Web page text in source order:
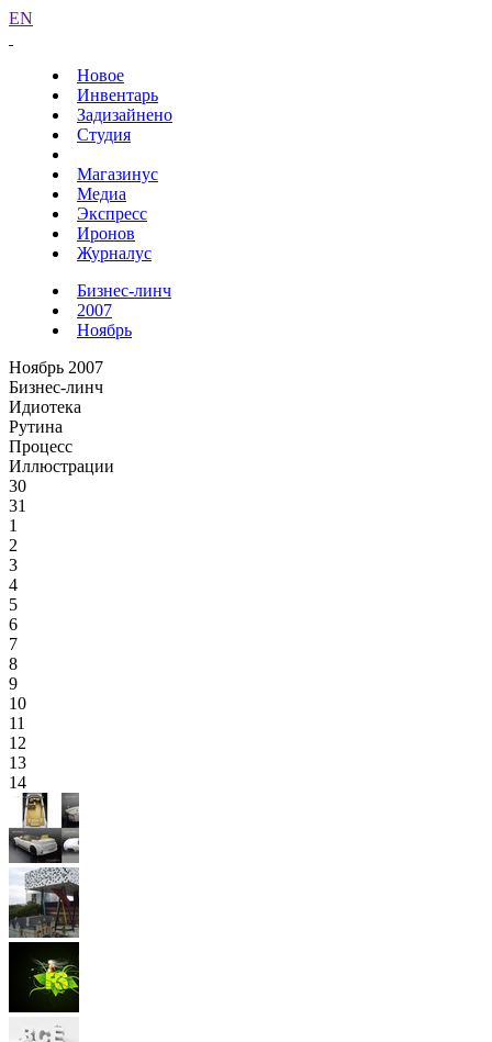
EN
Новое
Инвентарь
Задизайнено
Студия
Магазинус
Медиа
Экспресс
Иронов
Журналус
Бизнес-линч
2007
Ноябрь
Ноябрь 2007
Бизнес-линч
Идиотека
Рутина
Процесс
Иллюстрации
30
31
1
2
3
4
5
6
7
8
9
10
11
12
13
14